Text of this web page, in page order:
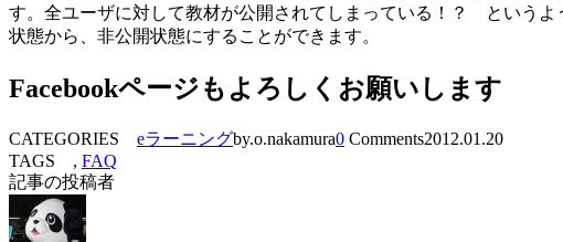
す。全ユーザに対して教材が公開されてしまっている！？ という
状態から、非公開状態にすることができます。
Facebookページもよろしくお願いします
CATEGORIES eラーニングby.o.nakamura0 Comments2012.01.20
TAGS , FAQ
記事の投稿者